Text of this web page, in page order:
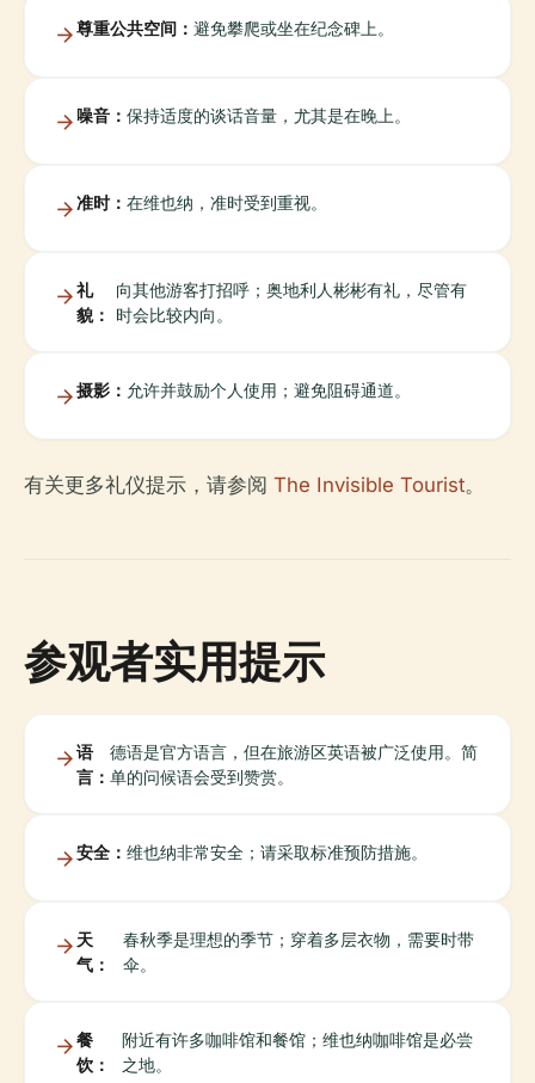
尊重公共空间： 避免攀爬或坐在纪念碑上。
噪音： 保持适度的谈话音量，尤其是在晚上。
准时： 在维也纳，准时受到重视。
礼
貌：
向其他游客打招呼；奥地利人彬彬有礼，尽管有
时会比较内向。
摄影： 允许并鼓励个人使用；避免阻碍通道。
有关更多礼仪提示，请参阅 The Invisible Tourist。
参观者实用提示
语
言：
德语是官方语言，但在旅游区英语被广泛使用。简
单的问候语会受到赞赏。
安全： 维也纳非常安全；请采取标准预防措施。
天
气：
春秋季是理想的季节；穿着多层衣物，需要时带
伞。
餐
饮：
附近有许多咖啡馆和餐馆；维也纳咖啡馆是必尝
之地。